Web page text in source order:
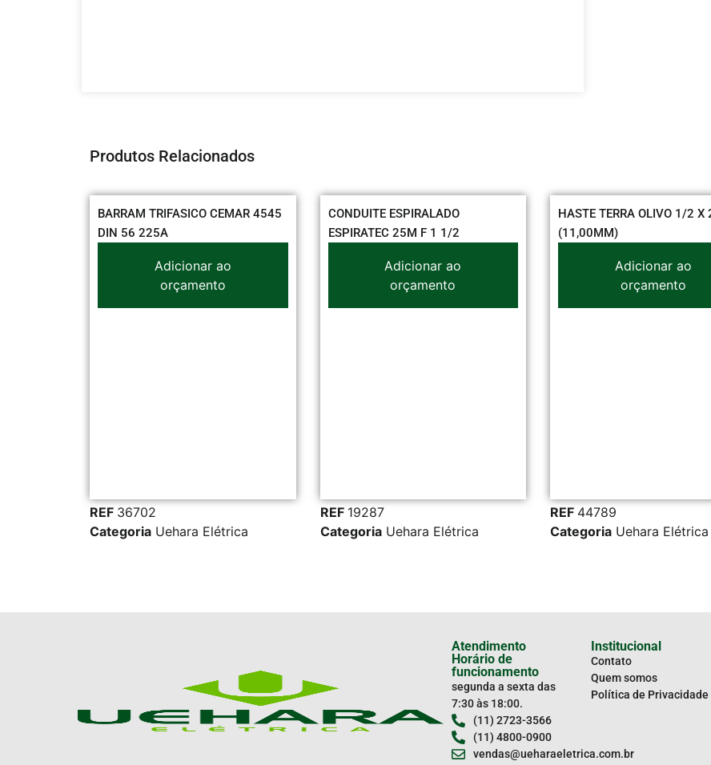
Produtos Relacionados
BARRAM TRIFASICO CEMAR 4545
DIN 56 225A
Adicionar ao
orçamento
REF36702
Categoria Uehara Elétrica
CONDUITE ESPIRALADO
ESPIRATEC 25M F 1 1/2
Adicionar ao
orçamento
REF19287
Categoria Uehara Elétrica
HASTE TERRA OLIVO 1/2 X 2,40
(11,00MM)
Adicionar ao
orçamento
REF44789
Categoria Uehara Elétrica
Atendimento
Horário de
funcionamento
segunda a sexta das
7:30 às 18:00.
(11) 2723-3566
(11) 4800-0900
vendas@ueharaeletrica.com.br
Institucional
Contato
Quem somos
Política de Privacidade